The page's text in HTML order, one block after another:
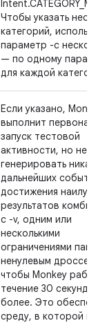
Чтобы указать
категорий,
параметр -c
— по одному
для каждой
Если указано,
выполнит
запуск тестовой
активности, но не
генерировать
дальнейших
достижения
результатов
с -v, одним или
несколькими
ограничениями
ненулевым
чтобы Monkey
течение 30 секунд
более. Это
среду, в которой вы